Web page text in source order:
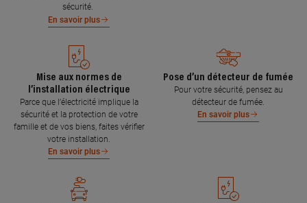
sécurité.
En savoir plus
Mise aux normes de
l’installation électrique
Parce que l’électricité implique la
sécurité et la protection de votre
famille et de vos biens, faites vérifier
votre installation.
En savoir plus
Pose d’un détecteur de fumée
Pour votre sécurité, pensez au
détecteur de fumée.
En savoir plus